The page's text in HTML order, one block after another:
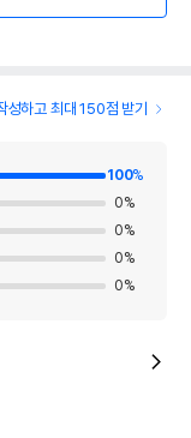
성하고 최대 150점 받기
100%
0%
0%
0%
0%